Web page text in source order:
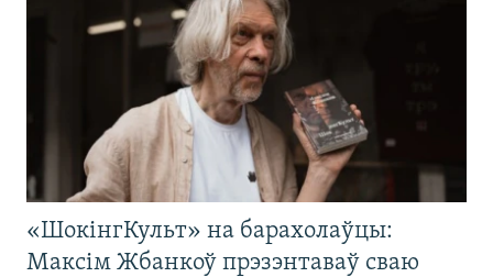
«ШокінгКульт» на барахолаўцы:
Максім Жбанкоў прэзэнтаваў сваю